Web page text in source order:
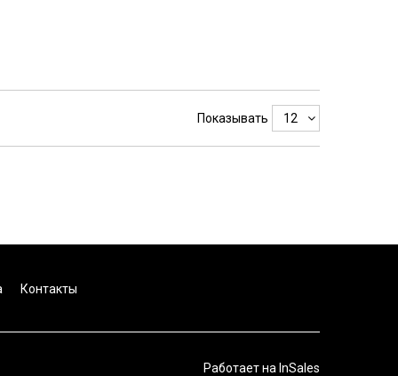
Показывать
Контакты
Работает на InSales